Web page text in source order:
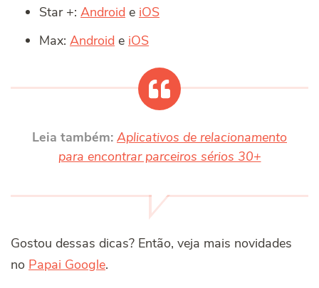
Star +: Android e iOS
Max: Android e iOS
Leia também: Aplicativos de relacionamento
para encontrar parceiros sérios 30+
Gostou dessas dicas? Então, veja mais novidades
no Papai Google.